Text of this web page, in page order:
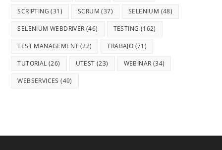
SCRIPTING (31) SCRUM (37) SELENIUM (48)
SELENIUM WEBDRIVER (46) TESTING (162)
TEST MANAGEMENT (22) TRABAJO (71)
TUTORIAL (26) UTEST (23) WEBINAR (34)
WEBSERVICES (49)